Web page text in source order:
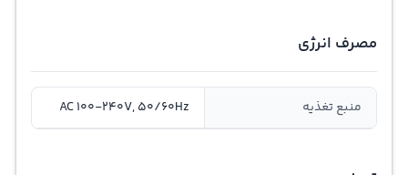
مصرف انرژی
منبع تغذیه AC 100-240V, 50/60Hz